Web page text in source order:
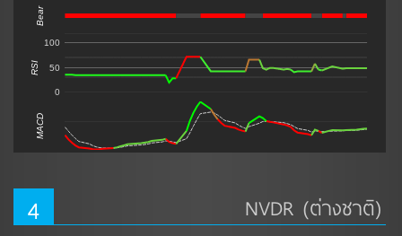
Bear
0
50
100
RSI
MACD
4 NVDR (ต่างชาติ)